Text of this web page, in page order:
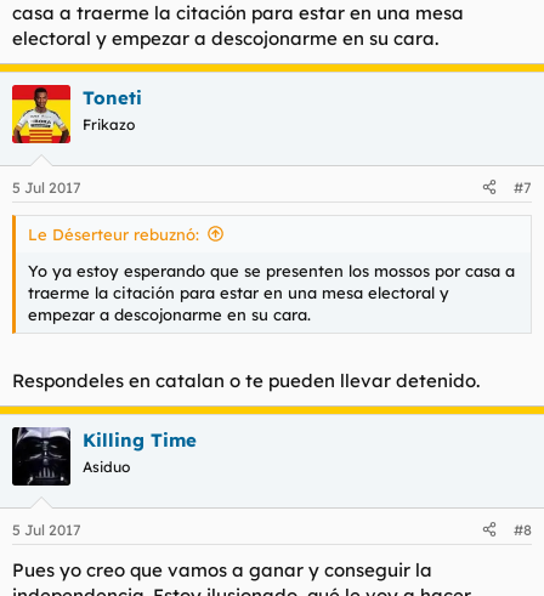
casa a traerme la citación para estar en una mesa
electoral y empezar a descojonarme en su cara.
Toneti
Frikazo
5 Jul 2017 #7
Le Déserteur rebuznó:
Yo ya estoy esperando que se presenten los mossos por casa a
traerme la citación para estar en una mesa electoral y
empezar a descojonarme en su cara.
Respondeles en catalan o te pueden llevar detenido.
Killing Time
Asiduo
5 Jul 2017 #8
Pues yo creo que vamos a ganar y conseguir la